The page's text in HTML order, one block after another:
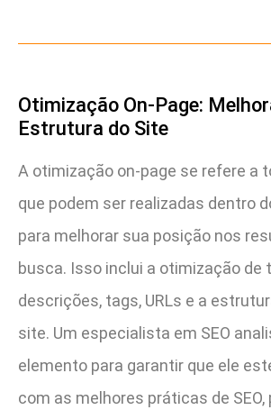
Otimização On-Page:
Estrutura do Site
A otimização on-page se refere a
que podem ser realizadas dentro
para melhorar sua posição nos
busca. Isso inclui a otimização de
descrições, tags, URLs e a
site. Um especialista em SEO
elemento para garantir que ele
com as melhores práticas de